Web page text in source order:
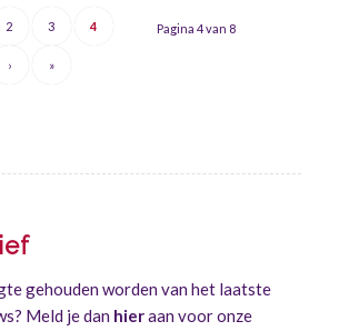
Pagina 4 van 8
2 3 4
› »
gehouden worden van het laatste
Meld je dan hieraan voor onze